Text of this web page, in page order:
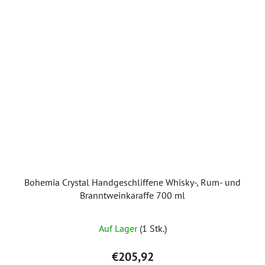
Bohemia Crystal Handgeschliffene Whisky-, Rum- und
Branntweinkaraffe 700 ml
Auf Lager (1 Stk.)
€205,92